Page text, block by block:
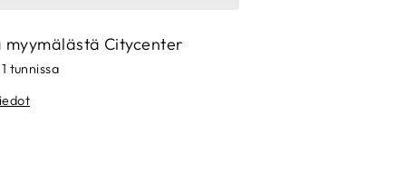
myymälästä Citycenter
tunnissa